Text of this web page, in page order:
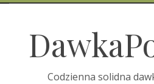
Skip
content
Codzienna solidna